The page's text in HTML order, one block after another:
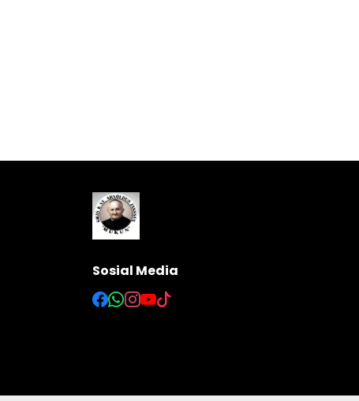
Sosial Media